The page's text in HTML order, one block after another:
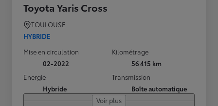
Toyota Yaris Cross
TOULOUSE
HYBRIDE
Mise en circulation
02-2022
Kilométrage
56 415 km
Energie
Hybride
Transmission
Boîte automatique
Voir plus